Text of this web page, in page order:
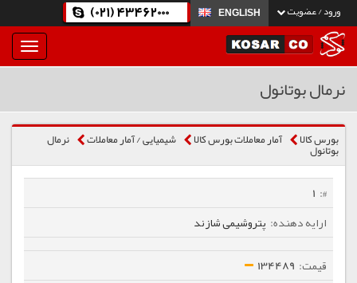
ورود / عضویت ENGLISH
(021) 43462000
بار
و
نرمال بوتانول
بورس کالا آمار معاملات بورس کالا شیمیایی / آمار معاملات نرمال
بوتانول
1
پتروشیمی شازند
134489